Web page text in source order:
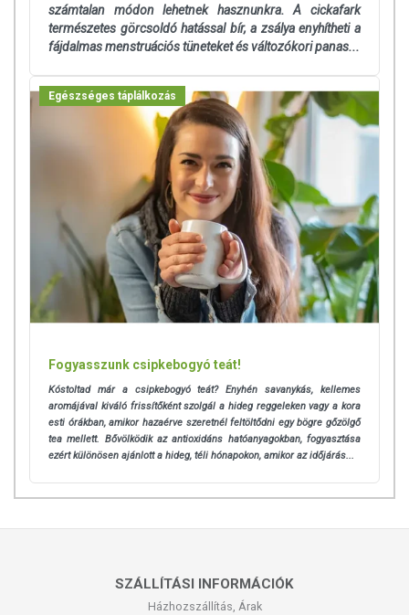
számtalan módon lehetnek hasznunkra. A cickafark
természetes görcsoldó hatással bír, a zsálya enyhítheti a
fájdalmas menstruációs tüneteket és változókori panas...
Egészséges táplálkozás
Fogyasszunk csipkebogyó teát!
Kóstoltad már a csipkebogyó teát? Enyhén savanykás, kellemes
aromájával kiváló frissítőként szolgál a hideg reggeleken vagy a kora
esti órákban, amikor hazaérve szeretnél feltöltődni egy bögre gőzölgő
tea mellett. Bővölködik az antioxidáns hatóanyagokban, fogyasztása
ezért különösen ajánlott a hideg, téli hónapokon, amikor az időjárás...
SZÁLLÍTÁSI INFORMÁCIÓK
Házhozszállítás, Árak